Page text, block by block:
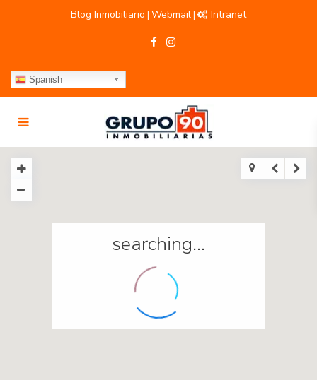
Blog Inmobiliario | Webmail| Intranet
Spanish
searching...